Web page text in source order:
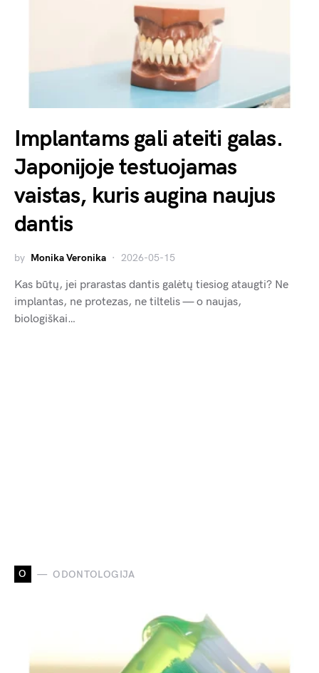
Implantams gali ateiti galas.
Japonijoje testuojamas
vaistas, kuris augina naujus
dantis
by Monika Veronika 2026-05-15
Kas būtų, jei prarastas dantis galėtų tiesiog ataugti? Ne
implantas, ne protezas, ne tiltelis — o naujas,
biologiškai…
O ODONTOLOGIJA